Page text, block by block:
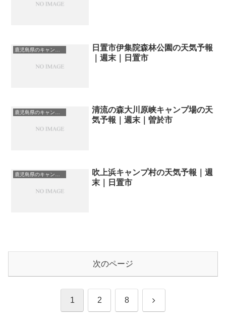
日置市伊集院森林公園の天気予報
｜週末｜日置市
清流の森大川原峡キャンプ場の天
気予報｜週末｜曽於市
鹿児島県のキャンプ場一覧
吹上浜キャンプ村の天気予報｜週
末｜日置市
次のページ
1 2 8 次